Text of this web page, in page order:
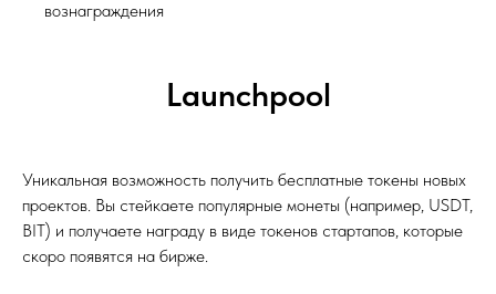
вознаграждения
Launchpool
Уникальная возможность получить бесплатные токены новых
проектов. Вы стейкаете популярные монеты (например, USDT,
BIT) и получаете награду в виде токенов стартапов, которые
скоро появятся на бирже.